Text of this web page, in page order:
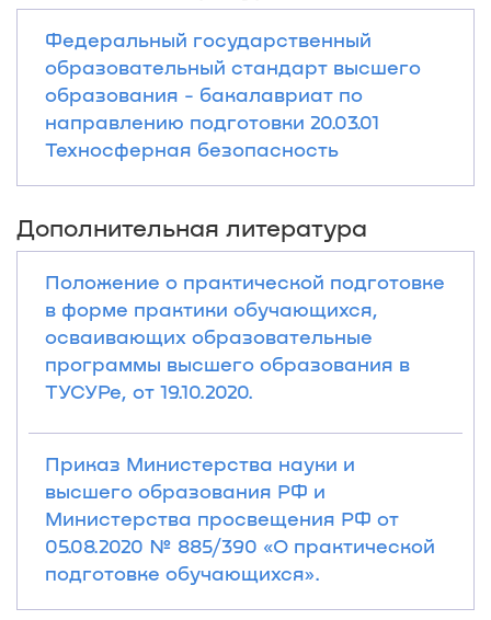
Федеральный государственный
образовательный стандарт высшего
образования - бакалавриат по
направлению подготовки 20.03.01
Техносферная безопасность
Дополнительная литература
Положение о практической подготовке
в форме практики обучающихся,
осваивающих образовательные
программы высшего образования в
ТУСУРе, от 19.10.2020.
Приказ Министерства науки и
высшего образования РФ и
Министерства просвещения РФ от
05.08.2020 № 885/390 «О практической
подготовке обучающихся».